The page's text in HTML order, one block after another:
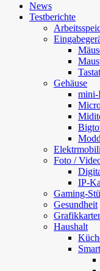
News
Testberichte
Gehäuse
Foto /
IP-
Gaming-
Gesundheit
Haushalt